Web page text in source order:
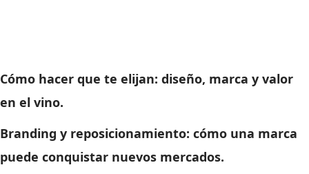
Cómo hacer que te elijan: diseño, marca y valor
en el vino.
Branding y reposicionamiento: cómo una marca
puede conquistar nuevos mercados.